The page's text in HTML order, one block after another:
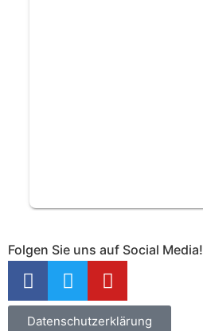
Folgen Sie uns auf Social Media!
Datenschutzerklärung